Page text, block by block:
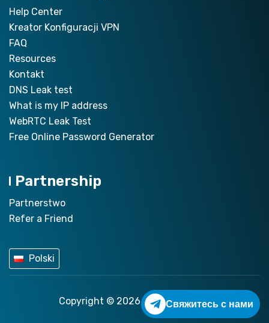
Help Center
Kreator Konfiguracji VPN
FAQ
Resources
Kontakt
DNS Leak test
What is my IP address
WebRTC Leak Test
Free Online Password Generator
Partnership
Partnerstwo
Refer a Friend
Polski
Copyright © 2026ZoogVPN.com
Свяжитесь с нами